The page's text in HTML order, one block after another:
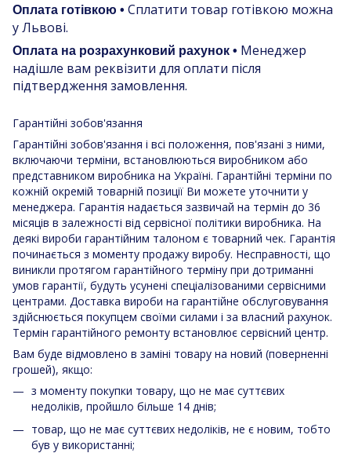
Оплата готівкою • Сплатити товар готівкою можна
у Львові.
Оплата на розрахунковий рахунок • Менеджер
надішле вам реквізити для оплати після
підтвердження замовлення.
Гарантійні зобов'язання
Гарантійні зобов'язання і всі положення, пов'язані з ними,
включаючи терміни, встановлюються виробником або
представником виробника на Україні. Гарантійні терміни по
кожній окремій товарній позиції Ви можете уточнити у
менеджера. Гарантія надається зазвичай на термін до 36
місяців в залежності від сервісної політики виробника. На
деякі вироби гарантійним талоном є товарний чек. Гарантія
починається з моменту продажу виробу. Несправності, що
виникли протягом гарантійного терміну при дотриманні
умов гарантії, будуть усунені спеціалізованими сервісними
центрами. Доставка вироби на гарантійне обслуговування
здійснюється покупцем своїми силами і за власний рахунок.
Термін гарантійного ремонту встановлює сервісний центр.
Вам буде відмовлено в заміні товару на новий (поверненні
грошей), якщо:
з моменту покупки товару, що не має суттєвих
недоліків, пройшло більше 14 днів;
товар, що не має суттєвих недоліків, не є новим, тобто
був у використанні;